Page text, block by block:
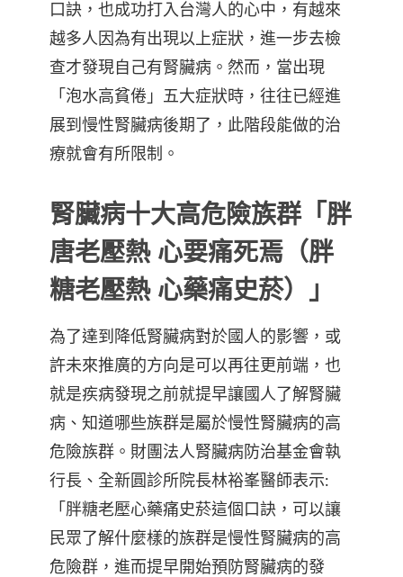
口訣，也成功打入台灣人的心中，有越來
越多人因為有出現以上症狀，進一步去檢
查才發現自己有腎臟病。然而，當出現
「泡水高貧倦」五大症狀時，往往已經進
展到慢性腎臟病後期了，此階段能做的治
療就會有所限制。
腎臟病十大高危險族群「胖
唐老壓熱 心要痛死焉（胖
糖老壓熱 心藥痛史菸）」
為了達到降低腎臟病對於國人的影響，或
許未來推廣的方向是可以再往更前端，也
就是疾病發現之前就提早讓國人了解腎臟
病、知道哪些族群是屬於慢性腎臟病的高
危險族群。財團法人腎臟病防治基金會執
行長、全新圓診所院長林裕峯醫師表示:
「胖糖老壓心藥痛史菸這個口訣，可以讓
民眾了解什麼樣的族群是慢性腎臟病的高
危險群，進而提早開始預防腎臟病的發